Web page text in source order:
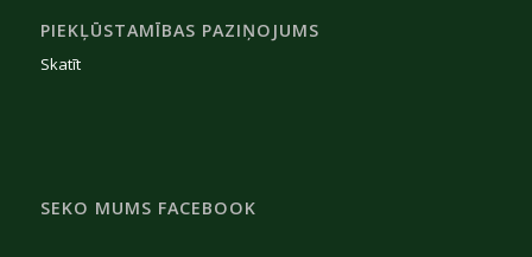
PIEKĻŪSTAMĪBAS PAZIŅOJUMS
Skatīt
SEKO MUMS FACEBOOK